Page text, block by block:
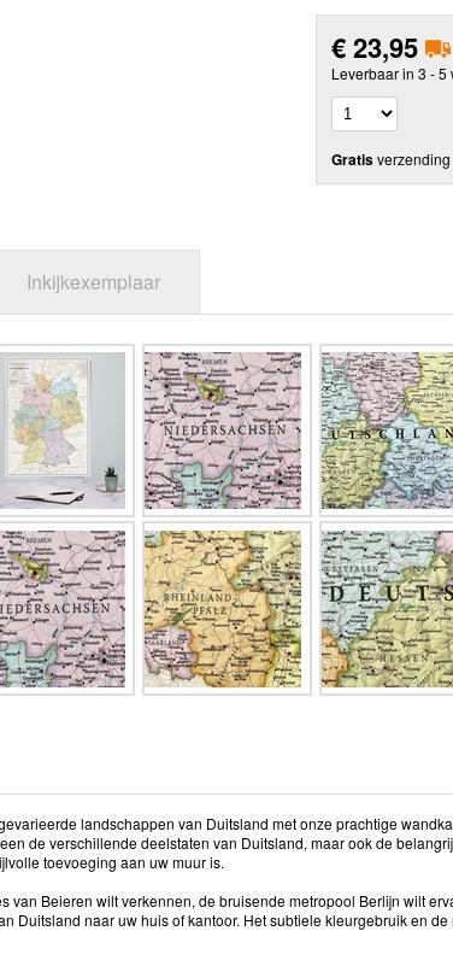
€23,95
Leverbaar in 3 -
Gratis
Inkijkexemplaar
landschappen van Duitsland met onze prachtige
de verschillende deelstaten van Duitsland, maar ook de
toevoeging aan uw muur is.
van Beieren wilt verkennen, de bruisende metropool Berlijn wilt
Duitsland naar uw huis of kantoor. Het subtiele kleurgebruik en